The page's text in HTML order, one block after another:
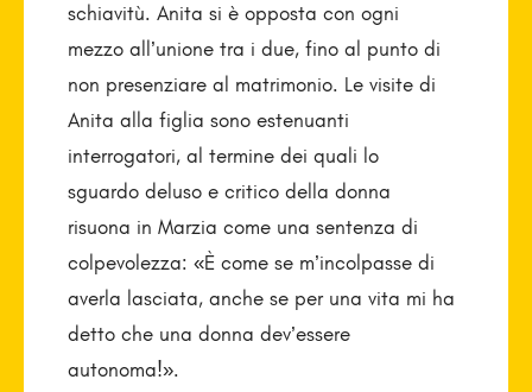
schiavitù. Anita si è opposta con ogni
mezzo all’unione tra i due, fino al punto di
non presenziare al matrimonio. Le visite di
Anita alla figlia sono estenuanti
interrogatori, al termine dei quali lo
sguardo deluso e critico della donna
risuona in Marzia come una sentenza di
colpevolezza: «È come se m’incolpasse di
averla lasciata, anche se per una vita mi ha
detto che una donna dev’essere
autonoma!».